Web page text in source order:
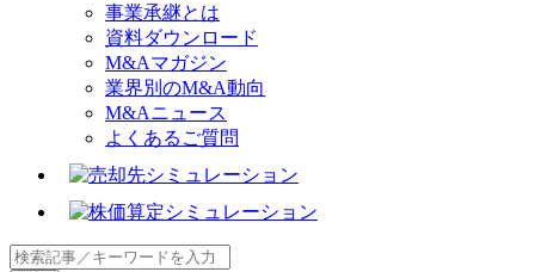
事業承継とは
資料ダウンロード
M&Aマガジン
業界別のM&A動向
M&Aニュース
よくあるご質問